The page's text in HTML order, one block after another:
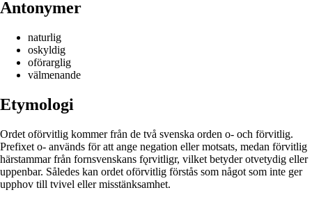
Antonymer
naturlig
oskyldig
oförarglig
välmenande
Etymologi
Ordet oförvitlig kommer från de två svenska orden o- och förvitlig.
Prefixet o- används för att ange negation eller motsats, medan förvitlig
härstammar från fornsvenskans fǫrvitligr, vilket betyder otvetydig eller
uppenbar. Således kan ordet oförvitlig förstås som något som inte ger
upphov till tvivel eller misstänksamhet.